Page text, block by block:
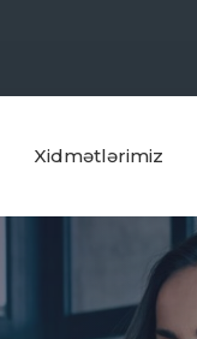
Xidmətlərimiz